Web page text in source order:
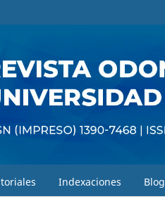
Indexaciones